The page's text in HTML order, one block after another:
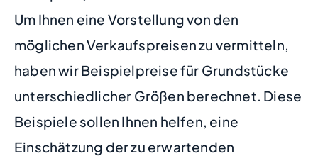
Um Ihnen eine Vorstellung von den
möglichen Verkaufspreisen zu vermitteln,
haben wir Beispielpreise für Grundstücke
unterschiedlicher Größen berechnet. Diese
Beispiele sollen Ihnen helfen, eine
Einschätzung der zu erwartenden